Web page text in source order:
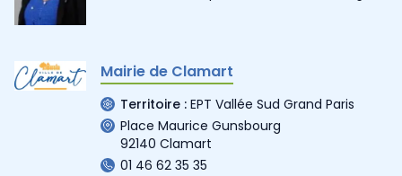
Mairie de Clamart
Territoire : EPT Vallée Sud Grand Paris
Place Maurice Gunsbourg
92140 Clamart
01 46 62 35 35